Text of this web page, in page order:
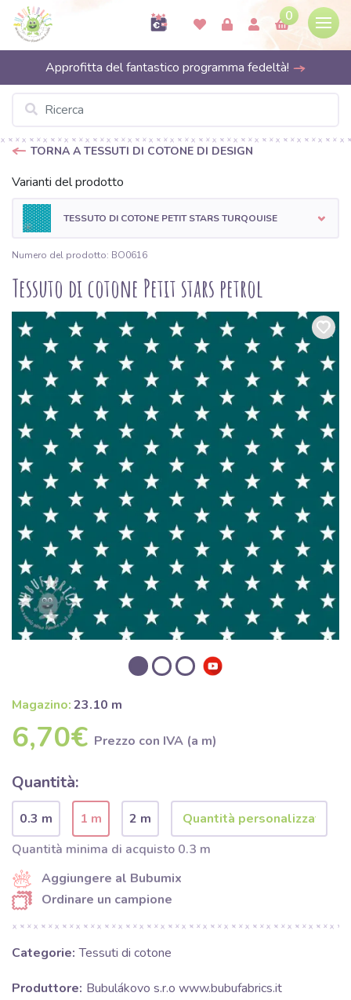
0
Approfitta del fantastico programma fedeltà!
TORNA A TESSUTI DI COTONE DI DESIGN
Varianti del prodotto
TESSUTO DI COTONE PETIT STARS TURQOUISE
Numero del prodotto: BO0616
Tessuto di cotone Petit stars petrol
Magazino:23.10 m
6,70€ Prezzo con IVA (a m)
Quantità:
0.3 m 1 m
2 m
Quantità minima di acquisto 0.3 m
Aggiungere al Bubumix
Ordinare un campione
Categorie: Tessuti di cotone
Produttore: Bubulákovo s.r.o www.bubufabrics.it